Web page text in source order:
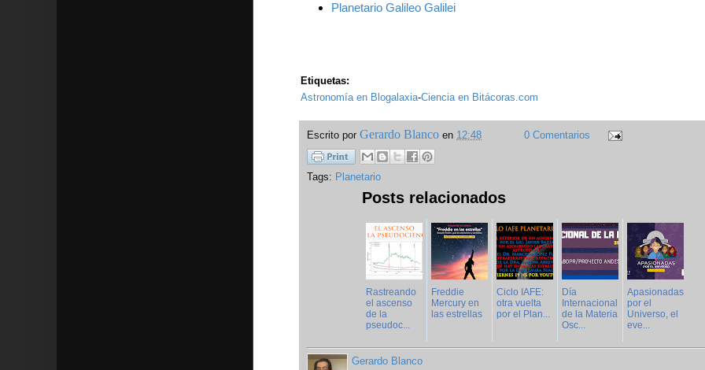
Planetario Galileo Galilei
Etiquetas:
Astronomía en Blogalaxia-Ciencia en Bitácoras.com
Escrito por Gerardo Blanco en 12:48 0 Comentarios
Tags: Planetario
Posts relacionados
Rastreando
el ascenso
de la
pseudoc...
Freddie
Mercury en
las estrellas
Ciclo IAFE:
otra vuelta
por el Plan...
Día
Internacional
de la Materia
Osc...
Apasionadas
por el
Universo, el
eve...
Gerardo Blanco